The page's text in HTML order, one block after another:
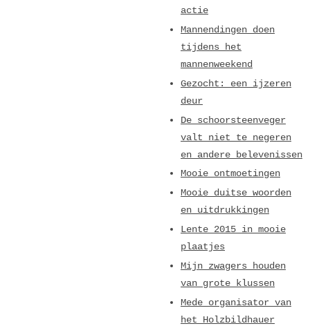
actie
Mannendingen doen
tijdens het
mannenweekend
Gezocht: een ijzeren
deur
De schoorsteenveger
valt niet te negeren
en andere belevenissen
Mooie ontmoetingen
Mooie duitse woorden
en uitdrukkingen
Lente 2015 in mooie
plaatjes
Mijn zwagers houden
van grote klussen
Mede organisator van
het Holzbildhauer